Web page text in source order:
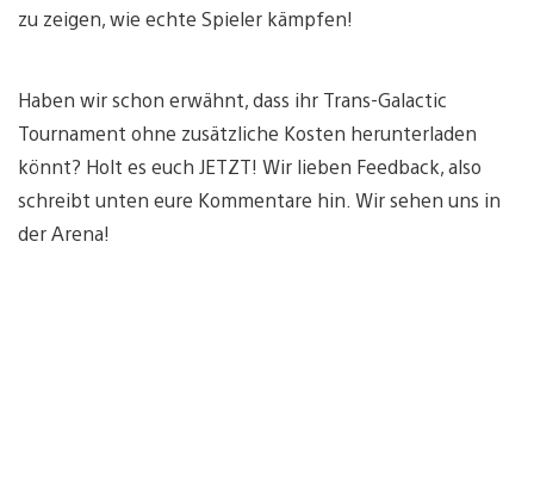
zu zeigen, wie echte Spieler kämpfen!
Haben wir schon erwähnt, dass ihr Trans-Galactic
Tournament ohne zusätzliche Kosten herunterladen
könnt? Holt es euch JETZT! Wir lieben Feedback, also
schreibt unten eure Kommentare hin. Wir sehen uns in
der Arena!